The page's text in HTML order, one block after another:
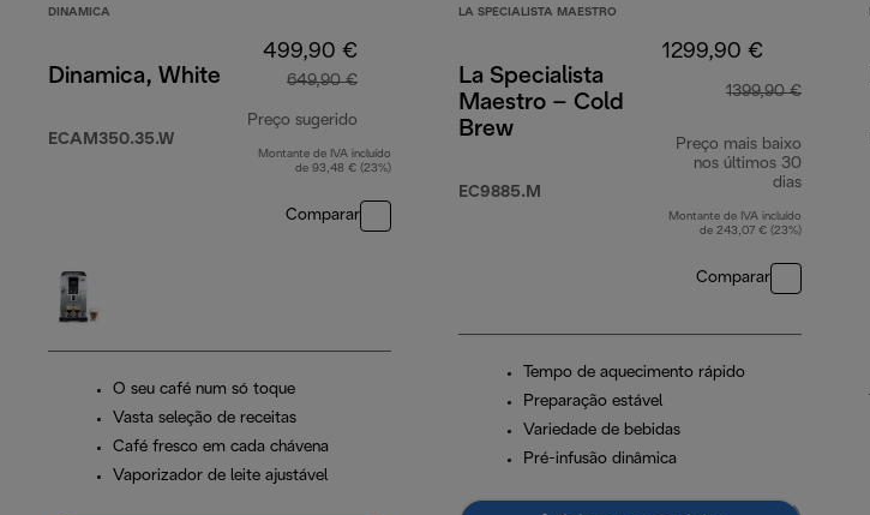
DINAMICA
Dinamica, White
ECAM350.35.W
499,90 €
649,90 €
Preço sugerido
preço original 649,90 €
Montante de IVA incluído
de 93,48 € (23%)
Comparar
O seu café num só toque
Vasta seleção de receitas
Café fresco em cada chávena
Vaporizador de leite ajustável
LA SPECIALISTA MAESTRO
La Specialista
Maestro – Cold
Brew
EC9885.M
1299,90 €
1399,90 €
Preço mais baixo
nos últimos 30
dias
Montante de IVA incluído
de 243,07 € (23%)
Comparar
Tempo de aquecimento rápido
Preparação estável
Variedade de bebidas
Pré-infusão dinâmica